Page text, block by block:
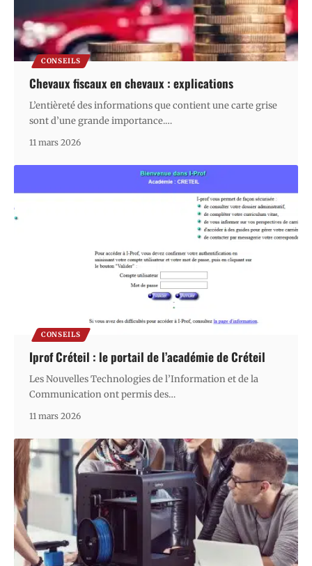
CONSEILS
Chevaux fiscaux en chevaux : explications
L’entièreté des informations que contient une carte grise
sont d’une grande importance.…
11 mars 2026
CONSEILS
Iprof Créteil : le portail de l’académie de Créteil
Les Nouvelles Technologies de l’Information et de la
Communication ont permis des…
11 mars 2026